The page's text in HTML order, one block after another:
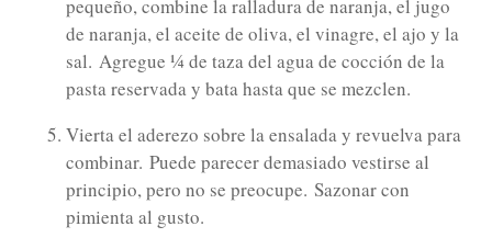
pequeño, combine la ralladura de naranja, el jugo
de naranja, el aceite de oliva, el vinagre, el ajo y la
sal. Agregue ¼ de taza del agua de cocción de la
pasta reservada y bata hasta que se mezclen.
Vierta el aderezo sobre la ensalada y revuelva para
combinar. Puede parecer demasiado vestirse al
principio, pero no se preocupe. Sazonar con
pimienta al gusto.